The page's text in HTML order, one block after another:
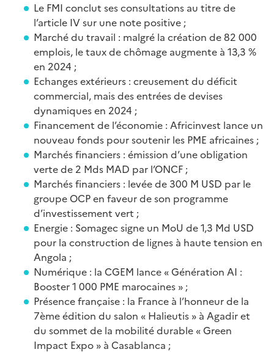
Le FMI conclut ses consultations au titre de
l’article IV sur une note positive ;
Marché du travail : malgré la création de 82 000
emplois, le taux de chômage augmente à 13,3 %
en 2024 ;
Echanges extérieurs : creusement du déficit
commercial, mais des entrées de devises
dynamiques en 2024 ;
Financement de l’économie : Africinvest lance un
nouveau fonds pour soutenir les PME africaines ;
Marchés financiers : émission d’une obligation
verte de 2 Mds MAD par l’ONCF ;
Marchés financiers : levée de 300 M USD par le
groupe OCP en faveur de son programme
d’investissement vert ;
Energie : Somagec signe un MoU de 1,3 Md USD
pour la construction de lignes à haute tension en
Angola ;
Numérique : la CGEM lance « Génération AI :
Booster 1 000 PME marocaines » ;
Présence française : la France à l’honneur de la
7ème édition du salon « Halieutis » à Agadir et
du sommet de la mobilité durable « Green
Impact Expo » à Casablanca ;